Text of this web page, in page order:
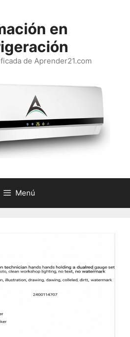
en
de Aprender21.com
Menú